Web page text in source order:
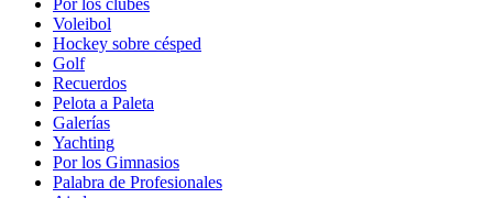
Por los clubes
Voleibol
Hockey sobre césped
Golf
Recuerdos
Pelota a Paleta
Galerías
Yachting
Por los Gimnasios
Palabra de Profesionales